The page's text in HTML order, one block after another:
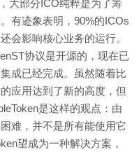
大部分ICO纯粹是为了筹
有迹象表明，90%的ICOs
会影响核心业务的运行。
协议是开源的，现在已
成已经完成。虽然随着比
应用达到了新的高度，但
是这样的观点：由
难，并不是所有能使用它
望成为一种解决方案，